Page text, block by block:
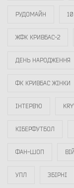
РУДОМАЙН
ЖФК КРИВБАС-2
ДЕНЬ НАРОДЖЕННЯ
ФК КРИВБАС ЖІНКИ
ІНТЕРВ`Ю
КІБЕРФУТБОЛ
ФАН-ШОП
УПЛ ЗБІРНІ